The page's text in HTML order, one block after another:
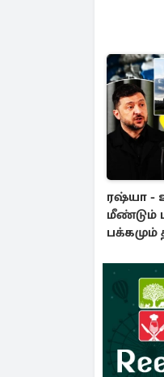
ரஷ்யா -
மீண்டும்
பக்கமும்